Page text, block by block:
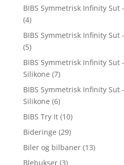
BIBS Symmetrisk Infinity Sut
(4)
BIBS Symmetrisk Infinity Sut
(5)
BIBS Symmetrisk Infinity Sut
Silikone (7)
BIBS Symmetrisk Infinity Sut
Silikone (6)
BIBS Try It (10)
Bideringe (29)
Biler og bilbaner (13)
Blebukser (3)